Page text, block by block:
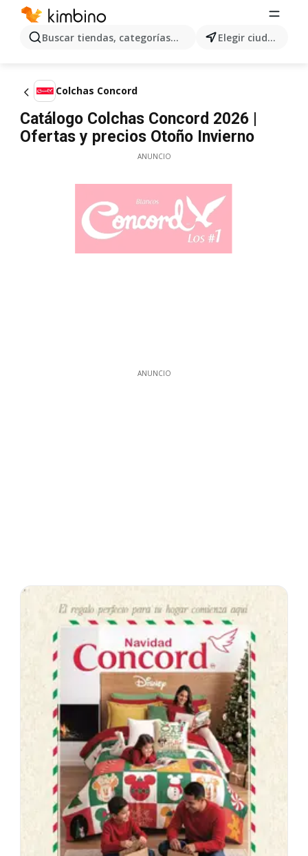
Buscar tiendas, categorías, productos... Elegir ciudad
Colchas Concord
Catálogo Colchas Concord 2026 |
Ofertas y precios Otoño Invierno
ANUNCIO
ANUNCIO